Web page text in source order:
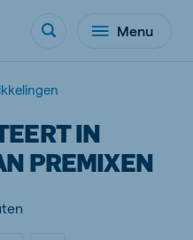
Menu
IN
PREMIXEN